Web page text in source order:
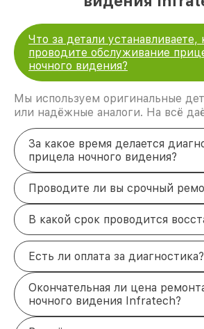
Что за детали устанавливаете,
проводите обслуживание
ночного видения?
Мы используем оригинальные
или надёжные аналоги. На всё
За какое время делается
прицела ночного видения?
Проводите ли вы срочный
В какой срок проводится
Есть ли оплата за диагностика?
Окончательная ли цена
ночного видения Infratech?